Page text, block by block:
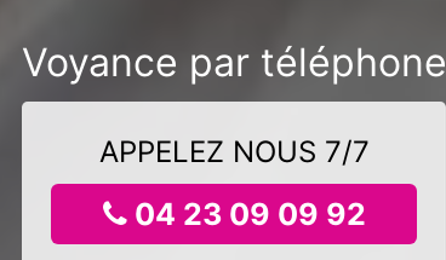
Voyance par téléphone
APPELEZ NOUS 7/7
04 23 09 09 92